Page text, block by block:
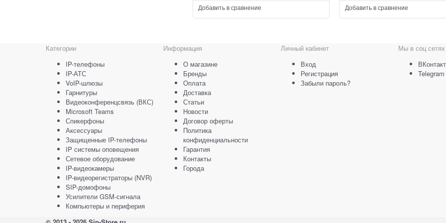
регулироваться по углу наклона и высоте.
Добавить в сравнение
каналы, которые надежно
провода коммутации от различных
Добавить в сравнение
Категории
IP-телефоны
IP-АТС
VoIP-шлюзы
Гарнитуры
Видеоконференцсвязь (ВКС)
Microsoft Teams
Спикерфоны
Аксессуары
Защищенные IP-телефоны
IP системы оповещения
Сетевое оборудование
IP-видеокамеры
IP-видеорегистраторы (NVR)
SIP-домофоны
Усилители GSM-сигнала
Компьютеры и периферия
Информация
О магазине
Бренды
Оплата
Доставка
Статьи
Новости
Договор оферты
Политика
конфиденциальности
Гарантия
Контакты
Города
Личный кабинет
Вход
Регистрация
Забыли пароль?
Мы в соц сетях
Telegram